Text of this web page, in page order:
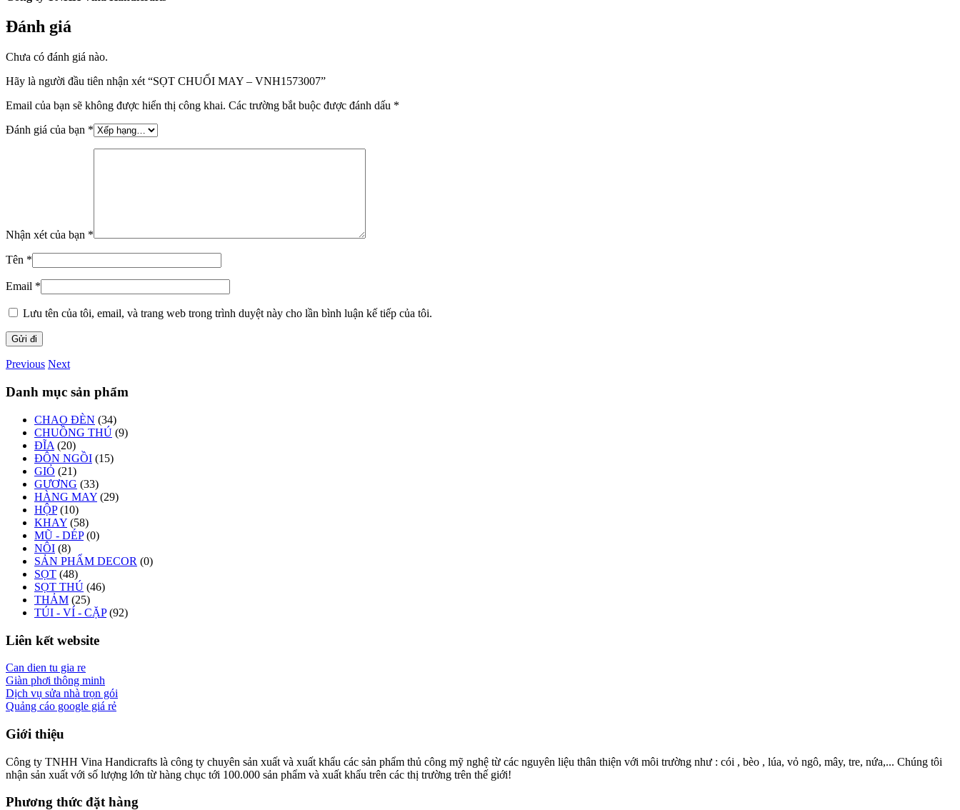
Đánh giá
Chưa có đánh giá nào.
Hãy là người đầu tiên nhận xét “SỌT CHUỐI MAY – VNH1573007”
Email của bạn sẽ không được hiển thị công khai. Các trường bắt buộc được đánh dấu *
Đánh giá của bạn *
Nhận xét của bạn *
Tên *
Email *
Lưu tên của tôi, email, và trang web trong trình duyệt này cho lần bình luận kế tiếp của tôi.
Previous Next
Danh mục sản phẩm
CHAO ĐÈN (34)
CHUỒNG THÚ (9)
ĐĨA (20)
ĐÔN NGỒI (15)
GIỎ (21)
GƯƠNG (33)
HÀNG MAY (29)
HỘP (10)
KHAY (58)
MŨ - DÉP (0)
NÔI (8)
SẢN PHẨM DECOR (0)
SỌT (48)
SỌT THÚ (46)
THẢM (25)
TÚI - VÍ - CẶP (92)
Liên kết website
Can dien tu gia re
Giàn phơi thông minh
Dịch vụ sửa nhà trọn gói
Quảng cáo google giá rẻ
Giới thiệu
Công ty TNHH Vina Handicrafts là công ty chuyên sản xuất và xuất khẩu các sản phẩm thủ công mỹ nghệ từ các nguyên liệu thân thiện với môi trường như : cói , bèo , lúa, vỏ ngô, mây, tre, nứa,... Chúng tôi
nhận sản xuất với số lượng lớn từ hàng chục tới 100.000 sản phẩm và xuất khẩu trên các thị trường trên thế giới!
Phương thức đặt hàng